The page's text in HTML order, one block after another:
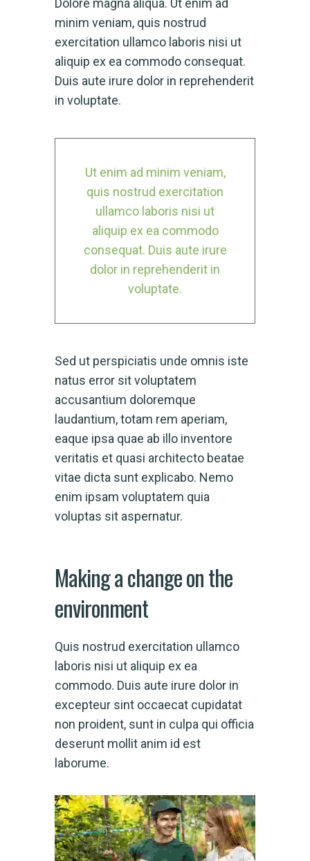
minim veniam, quis nostrud
exercitation ullamco laboris nisi ut
aliquip ex ea commodo consequat.
Duis aute irure dolor in reprehenderit
in voluptate.
Ut enim ad minim veniam,
quis nostrud exercitation
ullamco laboris nisi ut
aliquip ex ea commodo
consequat. Duis aute irure
dolor in reprehenderit in
voluptate.
Sed ut perspiciatis unde omnis iste
natus error sit voluptatem
accusantium doloremque
laudantium, totam rem aperiam,
eaque ipsa quae ab illo inventore
veritatis et quasi architecto beatae
vitae dicta sunt explicabo. Nemo
enim ipsam voluptatem quia
voluptas sit aspernatur.
Making a change on the
environment
Quis nostrud exercitation ullamco
laboris nisi ut aliquip ex ea
commodo. Duis aute irure dolor in
excepteur sint occaecat cupidatat
non proident, sunt in culpa qui officia
deserunt mollit anim id est
laborume.